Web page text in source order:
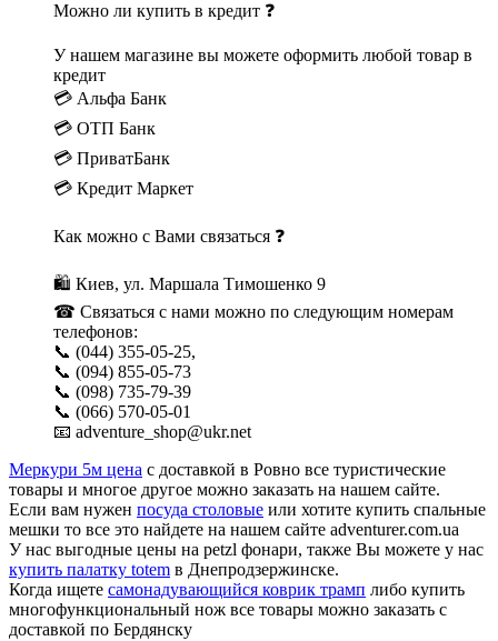
Можно ли купить в кредит ❓
У нашем магазине вы можете оформить любой товар в
кредит
💳 Альфа Банк
💳 ОТП Банк
💳 ПриватБанк
💳 Кредит Маркет
Как можно с Вами связаться ❓
🛍 Киев, ул. Маршала Тимошенко 9
☎ Связаться с нами можно по следующим номерам
телефонов:
📞 (044) 355-05-25,
📞 (094) 855-05-73
📞 (098) 735-79-39
📞 (066) 570-05-01
📧 adventure_shop@ukr.net
Меркури 5м цена с доставкой в Ровно все туристические
товары и многое другое можно заказать на нашем сайте.
Если вам нужен посуда столовые или хотите купить спальные
мешки то все это найдете на нашем сайте adventurer.com.ua
У нас выгодные цены на petzl фонари, также Вы можете у нас
купить палатку totem в Днепродзержинске.
Когда ищете самонадувающийся коврик трамп либо купить
многофункциональный нож все товары можно заказать с
доставкой по Бердянску